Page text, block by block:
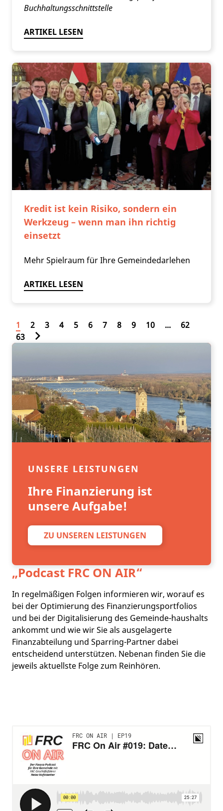
Buchhaltungsschnittstelle
ARTIKEL LESEN
Kredit ist kein Risiko, sondern ein
Werkzeug – wenn man ihn richtig
einsetzt
Mehr Spielraum für Ihre Gemeindedarlehen
ARTIKEL LESEN
1 2 3 4 5 6 7 8 9 10 ...
62
63
UNSERE LEISTUNGEN
Ihre Finanzierung ist
unsere Aufgabe!
ZU UNSEREN LEISTUNGEN
„Podcast FRC ON AIR“
In regelmäßigen Folgen informieren wir, worauf es
bei der Optimierung des Finanzierungsportfolios
und bei der Digitalisierung des Gemeinde-haushalts
ankommt und wie wir Sie als ausgelagerte
Finanzabteilung und Sparring-Partner dabei
entscheidend unterstützen. Nebenan finden Sie die
jeweils aktuellste Folge zum Reinhören.